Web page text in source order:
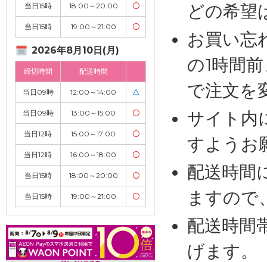
当日15時 18:00～20:00 〇
当日15時 19:00～21:00 〇
2026年8月10日(月)
締切時間 配送時間
当日09時 12:00～14:00 △
当日09時 13:00～15:00 〇
当日12時 15:00～17:00 〇
当日12時 16:00～18:00 〇
当日15時 18:00～20:00 〇
当日15時 19:00～21:00 〇
どの希望
お買い忘
の1時間
で注文を
サイト内
すようお
配送時間
ますので
配送時間
げます。